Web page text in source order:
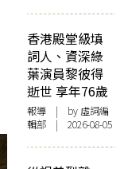
香港殿堂級填
詞人、資深綠
葉演員黎彼得
逝世 享年76歲
報導 | by 虛詞編
輯部 | 2026-08-05